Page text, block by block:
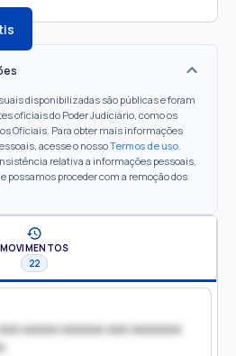
disponibilizadas são públicas e foram
oficiais do Poder Judiciário, como os
Oficiais. Para obter mais informações
acesse o nossoTermos de uso.
relativa a informações pessoais,
possamos proceder com a remoção dos
MOVIMENTOS
22
xxxxx xxxxxx xxx xxxxxxx